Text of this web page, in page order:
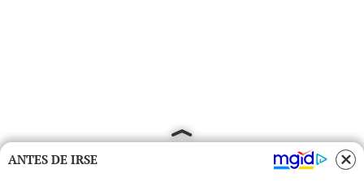
ANTES DE IRSE